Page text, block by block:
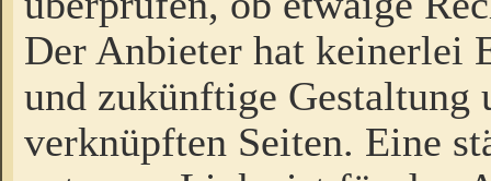
Der Anbieter hat keinerlei
und zukünftige Gestaltung
verknüpften Seiten. Eine